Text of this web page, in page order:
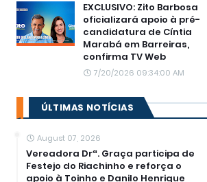
EXCLUSIVO: Zito Barbosa
oficializará apoio à pré-
candidatura de Cíntia
Marabá em Barreiras,
confirma TV Web
7/20/2026 09:34:00 AM
ÚLTIMAS NOTÍCIAS
August 07, 2026
Vereadora Drª. Graça participa de
Festejo do Riachinho e reforça o
apoio à Toinho e Danilo Henrique